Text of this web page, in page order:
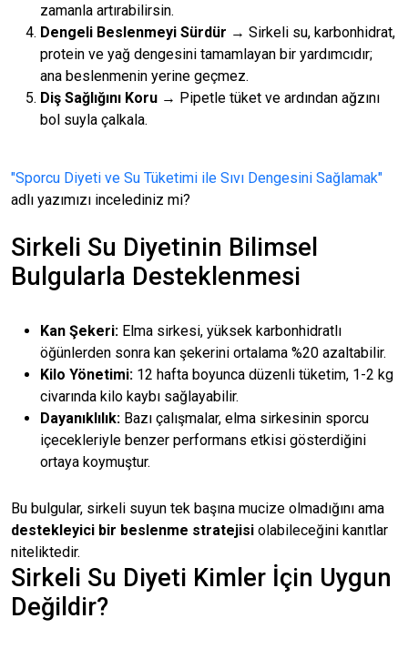
zamanla artırabilirsin.
Dengeli Beslenmeyi Sürdür → Sirkeli su, karbonhidrat,
protein ve yağ dengesini tamamlayan bir yardımcıdır;
ana beslenmenin yerine geçmez.
Diş Sağlığını Koru → Pipetle tüket ve ardından ağzını
bol suyla çalkala.
"Sporcu Diyeti ve Su Tüketimi ile Sıvı Dengesini Sağlamak"
adlı yazımızı incelediniz mi?
Sirkeli Su Diyetinin Bilimsel
Bulgularla Desteklenmesi
Kan Şekeri: Elma sirkesi, yüksek karbonhidratlı
öğünlerden sonra kan şekerini ortalama %20 azaltabilir.
Kilo Yönetimi: 12 hafta boyunca düzenli tüketim, 1-2 kg
civarında kilo kaybı sağlayabilir.
Dayanıklılık: Bazı çalışmalar, elma sirkesinin sporcu
içecekleriyle benzer performans etkisi gösterdiğini
ortaya koymuştur.
Bu bulgular, sirkeli suyun tek başına mucize olmadığını ama
destekleyici bir beslenme stratejisi olabileceğini kanıtlar
niteliktedir.
Sirkeli Su Diyeti Kimler İçin Uygun
Değildir?